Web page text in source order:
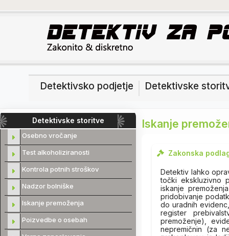
Detektivsko podjetje Detektivske
Detektivske storitve
Osebno vročanje
Test alkoholiziranosti
Kontrola potnih stroškov
Nadzor bolniške
Iskanje premoženja
Poizvedbe o osebah
Iskanje
Zakonska
Detektiv lahko
točki ekskluzivno
iskanje
pridobivanje
do uradnih
register
premoženje),
nepremičnin (za